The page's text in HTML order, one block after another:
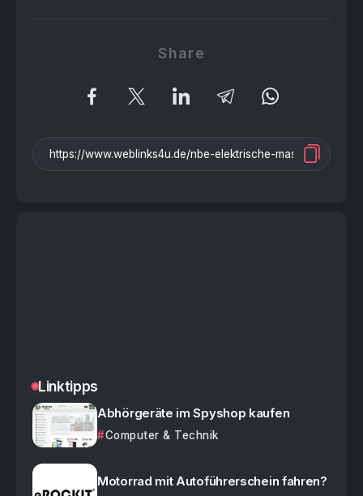
Share
Linktipps
Abhörgeräte im Spyshop kaufen
Computer & Technik
Motorrad mit Autoführerschein fahren?